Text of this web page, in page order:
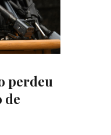
perdeu
de